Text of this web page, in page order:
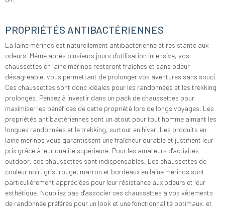
PROPRIÉTÉS ANTIBACTÉRIENNES
La laine mérinos est naturellement antibactérienne et résistante aux
odeurs. Même après plusieurs jours d'utilisation intensive, vos
chaussettes en laine mérinos resteront fraîches et sans odeur
désagréable, vous permettant de prolonger vos aventures sans souci.
Ces chaussettes sont donc idéales pour les randonnées et les trekking
prolongés. Pensez à investir dans un pack de chaussettes pour
maximiser les bénéfices de cette propriété lors de longs voyages. Les
propriétés antibactériennes sont un atout pour tout homme aimant les
longues randonnées et le trekking, surtout en hiver. Les produits en
laine mérinos vous garantissent une fraîcheur durable et justifient leur
prix grâce à leur qualité supérieure. Pour les amateurs d'activités
outdoor, ces chaussettes sont indispensables. Les chaussettes de
couleur noir, gris, rouge, marron et bordeaux en laine mérinos sont
particulièrement appréciées pour leur résistance aux odeurs et leur
esthétique. N'oubliez pas d'associer ces chaussettes à vos vêtements
de randonnée préférés pour un look et une fonctionnalité optimaux, et